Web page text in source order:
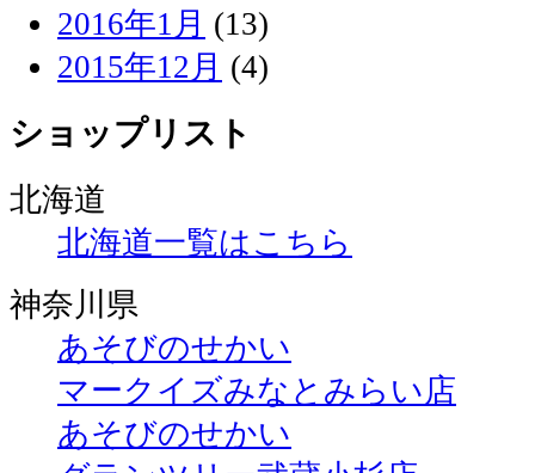
2016年1月 (13)
2015年12月 (4)
ショップリスト
北海道
北海道一覧はこちら
神奈川県
あそびのせかい
マークイズみなとみらい店
あそびのせかい